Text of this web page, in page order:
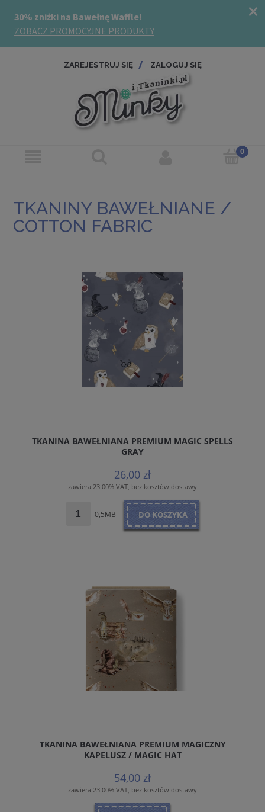
ZAREJESTRUJ SIĘ ZALOGUJ SIĘ
TKANINY BAWEŁNIANE /
COTTON FABRIC
TKANINA BAWEŁNIANA PREMIUM MAGIC SPELLS
GRAY
26,00 zł
zawiera 23.00% VAT, bez kosztów dostawy
0,5MB DO KOSZYKA
TKANINA BAWEŁNIANA PREMIUM MAGICZNY
KAPELUSZ / MAGIC HAT
54,00 zł
zawiera 23.00% VAT, bez kosztów dostawy